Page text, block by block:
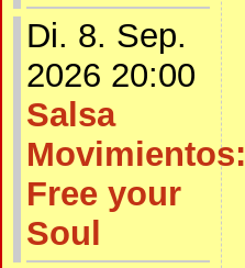
Di. 8. Sep.
2026 20:00
Salsa
Movimientos:
Free your
Soul